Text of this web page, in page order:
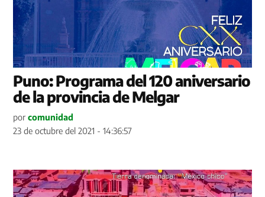
Puno: Programa del 120 aniversario
de la provincia de Melgar
por comunidad
23 de octubre del 2021 - 14:36:57